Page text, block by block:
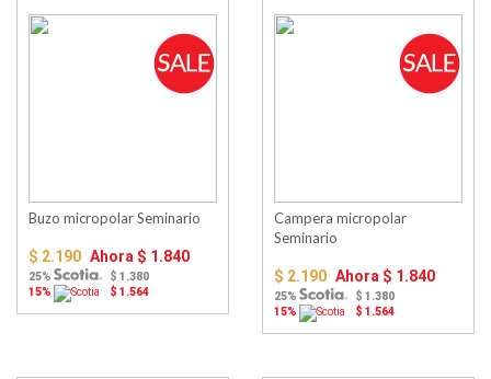
Buzo micropolar Seminario
$ 2.190 Ahora $ 1.840
25%
$ 1.380
15%
$ 1.564
Campera micropolar
Seminario
$ 2.190 Ahora $ 1.840
25%
$ 1.380
15%
$ 1.564